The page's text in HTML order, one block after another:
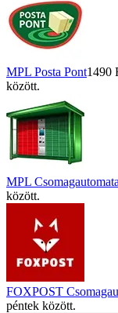
MPL Posta Pont1490
között.
MPL Csomagautomata
között.
FOXPOST
péntek között.